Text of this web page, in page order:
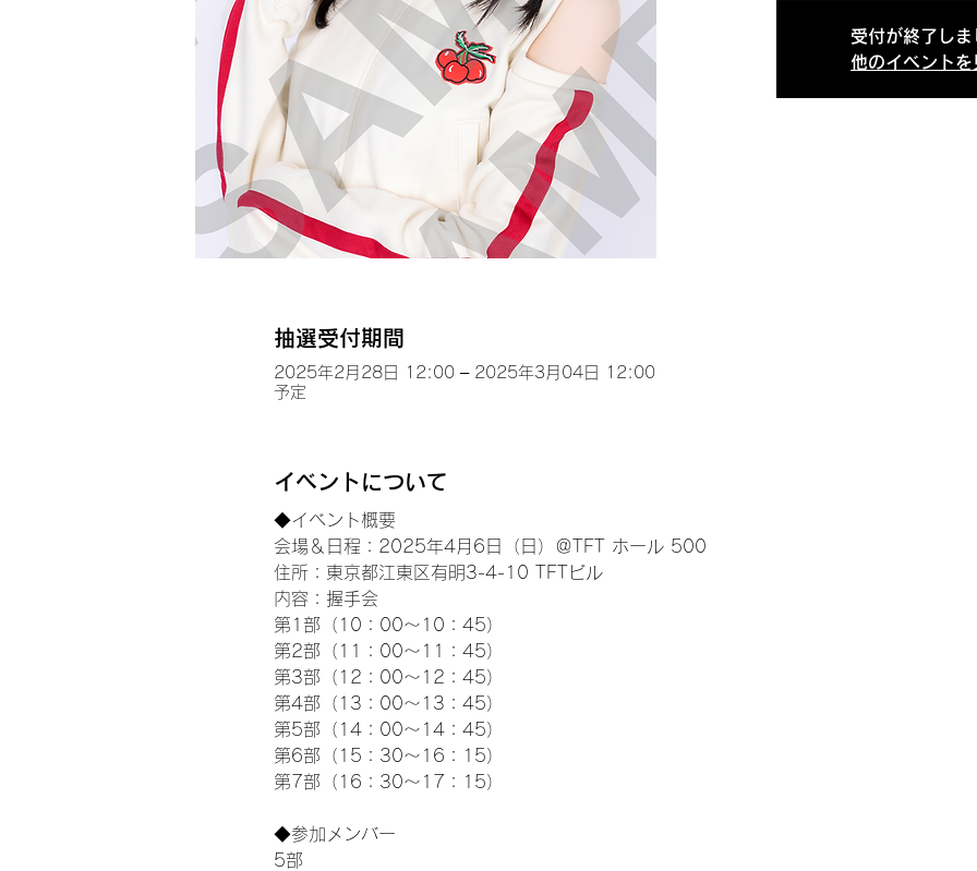
受付が終了しま
他のイベントを
抽選受付期間
2025年2月28日 12:00 – 2025年3月04日 12:00
予定
イベントについて
◆イベント概要
会場＆日程：2025年4月6日（日）＠TFT ホール 500
住所：東京都江東区有明3-4-10 TFTビル
内容：握手会
第1部（10：00～10：45）
第2部（11：00～11：45）
第3部（12：00～12：45）
第4部（13：00～13：45）
第5部（14：00～14：45）
第6部（15：30～16：15）
第7部（16：30～17：15）
◆参加メンバー
5部